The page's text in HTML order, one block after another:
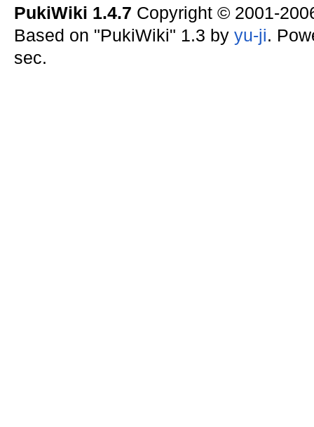
PukiWiki 1.4.7 Copyright © 2001-
Based on "PukiWiki" 1.3 by yu-ji.
sec.